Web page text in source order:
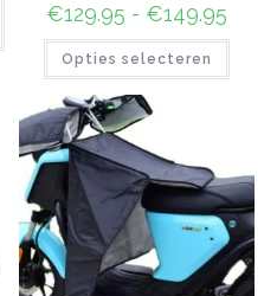
€129.95 - €149.95
Opties selecteren